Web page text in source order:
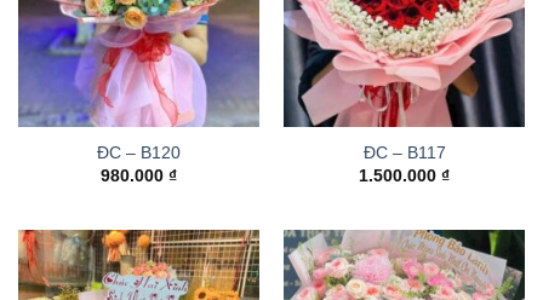
ĐC – B120
980.000 ₫
ĐC – B117
1.500.000 ₫